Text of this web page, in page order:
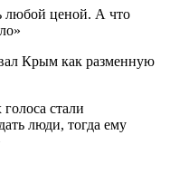
любой ценой. А что
Крым как разменную
стали
люди, тогда ему